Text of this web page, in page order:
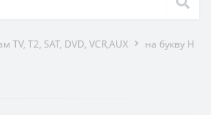
TV, T2, SAT, DVD, VCR,AUX на букву H